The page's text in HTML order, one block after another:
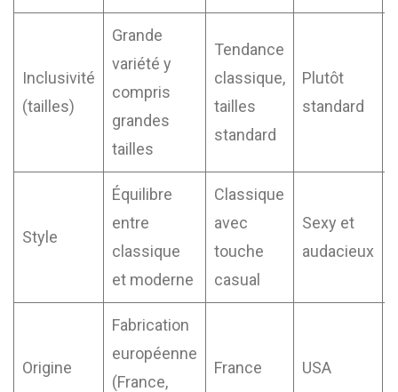
Inclusivité
(tailles)
Grande
variété y
compris
grandes
tailles
Tendance
classique,
tailles
standard
Plutôt
standard
Style
Équilibre
entre
classique
et moderne
Classique
avec
touche
casual
Sexy et
audacieux
Origine
Fabrication
européenne
(France,
France USA